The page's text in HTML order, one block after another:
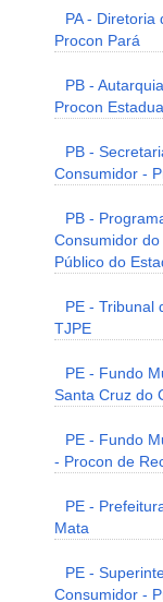
PA - Diretoria
Procon Pará
PB -
Procon
PB -
Consumidor -
PB -
Consumidor
Público do
PE - Tribunal
TJPE
PE - Fundo
Santa Cruz do
PE - Fundo
- Procon de
PE -
Mata
PE -
Consumidor -